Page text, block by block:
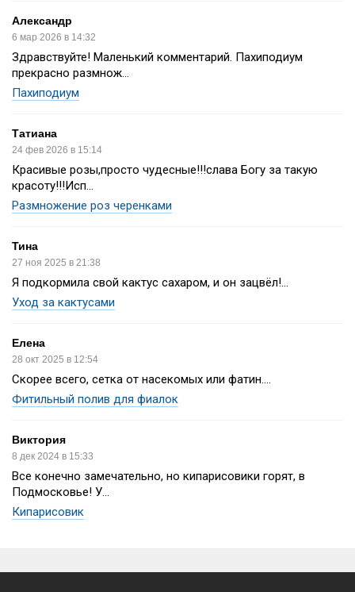
Александр
6 мар 2026 в 14:32
Здравствуйте! Маленький комментарий. Пахиподиум
прекрасно размнож...
Пахиподиум
Татиана
24 фев 2026 в 15:14
Красивые розы,просто чудесные!!!слава Богу за такую
красоту!!!Исп...
Размножение роз черенками
Тина
27 ноя 2025 в 21:38
Я подкормила свой кактус сахаром, и он зацвёл!...
Уход за кактусами
Елена
28 окт 2025 в 12:54
Скорее всего, сетка от насекомых или фатин....
Фитильный полив для фиалок
Виктория
8 дек 2024 в 15:33
Все конечно замечательно, но кипарисовики горят, в
Подмосковье! У...
Кипарисовик